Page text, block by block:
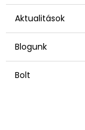
Aktualitások
Blogunk
Bolt